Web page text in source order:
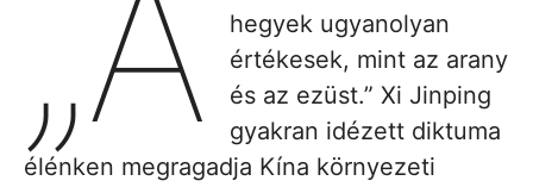
„A
hegyek ugyanolyan
értékesek, mint az arany
és az ezüst.” Xi Jinping
gyakran idézett diktuma
élénken megragadja Kína környezeti